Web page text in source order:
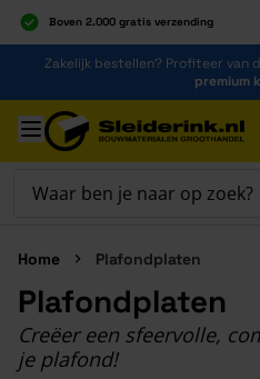
Boven 2.000 gratis verzending
Al 40 jaar dé specialist
Alles onder één dak
Ga naar de inhoud
Zakelijk bestellen? Profiteer van
premium
Ga naar hoofdinhoud
Home Plafondplaten
Plafondplaten
Creëer een sfeervolle,
je plafond!